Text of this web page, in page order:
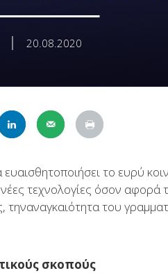
20.08.2020
το ευρύ
νέες τεχνολογίες όσον
τηναναγκαιότητα του
σκοπούς